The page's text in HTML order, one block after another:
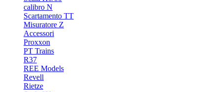
calibro N
Scartamento TT
Misuratore Z
Accessori
Proxxon
PT Trains
R37
REE Models
Revell
Rietze